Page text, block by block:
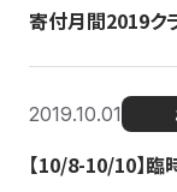
寄付月間2019ク
2019.10.01
【10/8-10/10】